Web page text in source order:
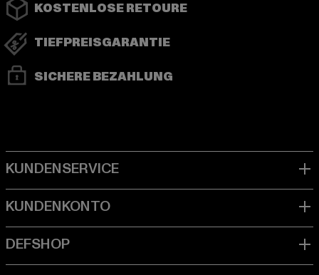
KOSTENLOSE RETOURE
TIEFPREISGARANTIE
SICHERE BEZAHLUNG